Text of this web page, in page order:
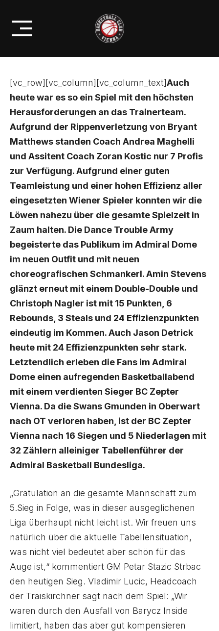
content
BESIEGEN DIE TRAISKIRCHEN
LIONS
[vc_row][vc_column][vc_column_text]Auch
heute war es so ein Spiel mit den höchsten
Herausforderungen an das Trainerteam.
Aufgrund der Rippenverletzung von Bryant
Matthews standen Coach Andrea Maghelli
und Assitent Coach Zoran Kostic nur 7 Profis
zur Verfügung. Aufgrund einer guten
Teamleistung und einer hohen Effizienz aller
eingesetzten Wiener Spieler konnten wir die
Löwen nahezu über die gesamte Spielzeit in
Zaum halten. Die Dance Trouble Army
begeisterte das Publikum im Admiral Dome
im neuen Outfit und mit neuen
choreografischen Schmankerl. Amin Stevens
glänzt erneut mit einem Double-Double und
Christoph Nagler ist mit 15 Punkten, 6
Rebounds, 3 Steals und 24 Effizienzpunkten
eindeutig im Kommen. Auch Jason Detrick
heute mit 24 Effizienzpunkten sehr stark.
Letztendlich erleben die Fans im Admiral
Dome einen aufregenden Basketballabend
mit einem verdienten Sieger BC Zepter
Vienna. Da die Swans Gmunden in Oberwart
nach OT verloren haben, ist der BC Zepter
Vienna nach 16 Siegen und 5 Niederlagen mit
32 Zählern alleiniger Tabellenführer der
Admiral Basketball Bundesliga.
„Gratulation an die gesamte Mannschaft zum
5.Sieg in Folge, was in dieser ausgeglichenen
Liga überhaupt nicht leicht ist. Wir freuen uns
natürlich über die aktuelle Tabellensituation,
was nicht viel bedeutet aber schön für das
Auge ist,“ kommentiert GM Petar Stazic Strbac
den heutigen Sieg. Vladimir Lucic, Headcoach
der Traiskirchner sagt nach dem Spiel: „Wir
waren durch den Ausfall von Barycz Inside
limitiert, haben das aber gut kompensieren